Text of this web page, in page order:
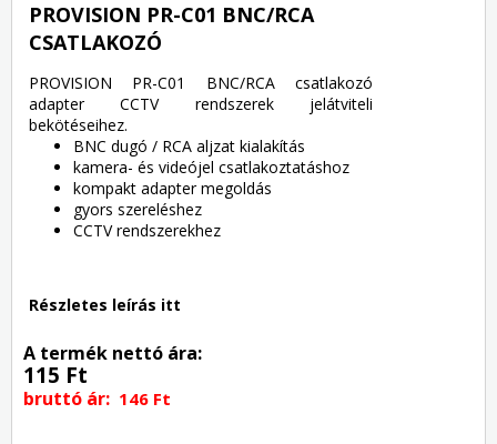
PROVISION PR-C01 BNC/RCA
CSATLAKOZÓ
PROVISION PR-C01 BNC/RCA csatlakozó
adapter CCTV rendszerek jelátviteli
bekötéseihez.
BNC dugó / RCA aljzat kialakítás
kamera- és videójel csatlakoztatáshoz
kompakt adapter megoldás
gyors szereléshez
CCTV rendszerekhez
Részletes leírás itt
A termék nettó ára:
115 Ft
bruttó ár: 146 Ft